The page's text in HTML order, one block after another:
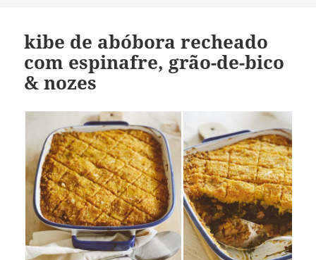
kibe de abóbora recheado
com espinafre, grão-de-bico
& nozes